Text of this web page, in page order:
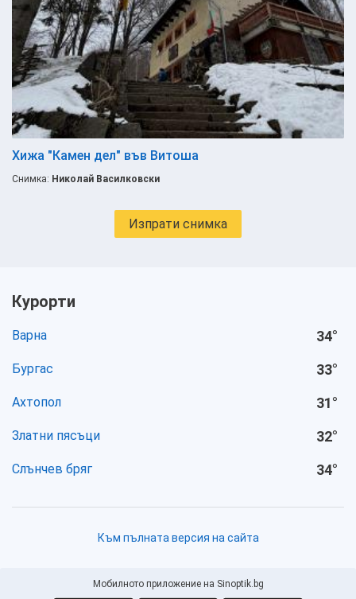
Хижа "Камен дел" във Витоша
Снимка: Николай Василковски
Изпрати снимка
Курорти
Варна 34°
Бургас 33°
Ахтопол 31°
Златни пясъци 32°
Слънчев бряг 34°
Към пълната версия на сайта
Мобилното приложение на Sinoptik.bg